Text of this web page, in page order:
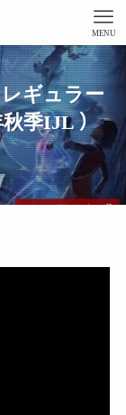
MENU
ギュラー
季IJL ）